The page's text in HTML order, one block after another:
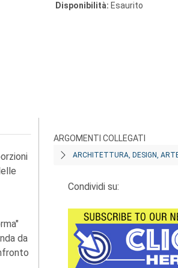
Disponibilità: Esaurito
da
ARGOMENTI COLLEGATI
ARCHITETTURA, DESIGN,
Condividi su: